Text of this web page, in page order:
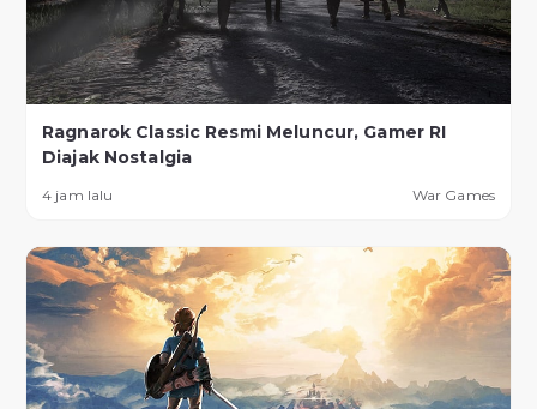
Ragnarok Classic Resmi Meluncur, Gamer RI
Diajak Nostalgia
4 jam lalu War Games